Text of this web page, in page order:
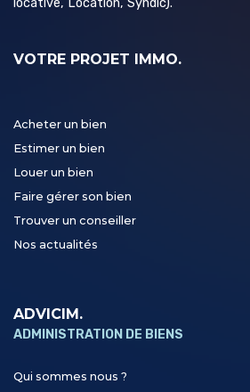
VOTRE PROJET IMMO.
Acheter un bien
Estimer un bien
Louer un bien
Faire gérer son bien
Trouver un conseiller
Nos actualités
ADVICIM.
ADMINISTRATION DE BIENS
Qui sommes nous ?